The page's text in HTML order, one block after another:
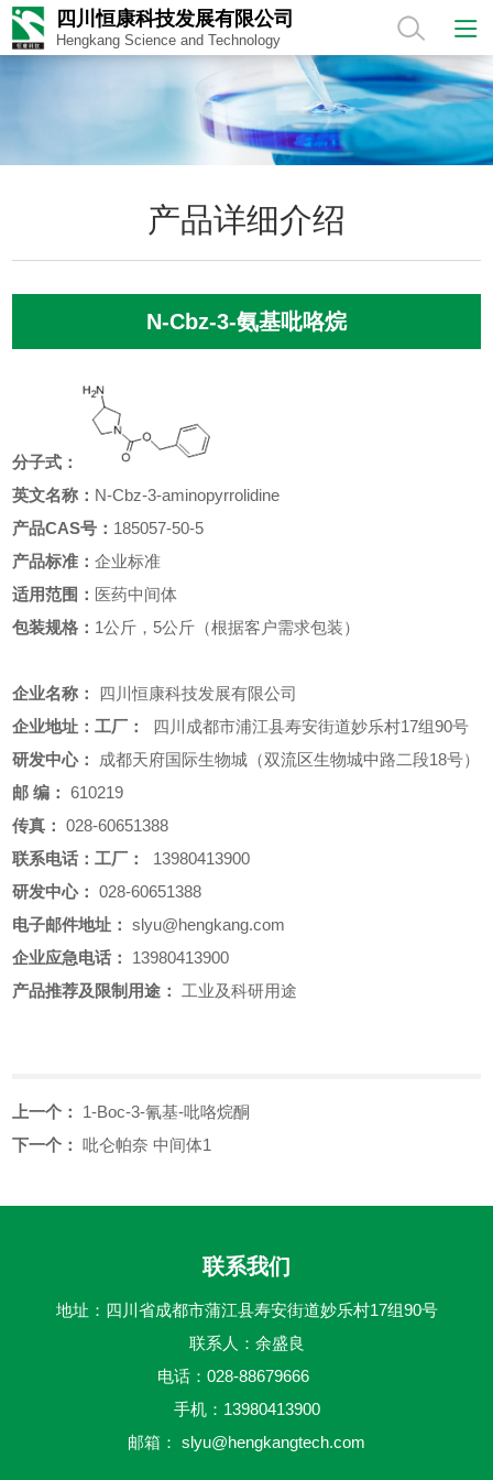
四川恒康科技发展有限公司
Hengkang Science and Technology
产品详细介绍
N-Cbz-3-氨基吡咯烷
分子式：
英文名称： N-Cbz-3-aminopyrrolidine
产品CAS号： 185057-50-5
产品标准：企业标准
适用范围： 医药中间体
包装规格： 1公斤，5公斤（根据客户需求包装）
企业名称：
四川恒康科技发展有限公司
企业地址：工厂：
四川成都市浦江县寿安街道妙乐村17组90号
研发中心：
成都天府国际生物城（双流区生物城中路二段18号）
邮 编： 610219
传真： 028-60651388
联系电话：工厂：
13980413900
研发中心： 028-60651388
电子邮件地址：
slyu@hengkang.com
企业应急电话：
13980413900
产品推荐及限制用途：
工业及科研用途
上一个： 1-Boc-3-氰基-吡咯烷酮
下一个：吡仑帕奈 中间体1
联系我们
地址：四川省成都市蒲江县寿安街道妙乐村17组90号
联系人：余盛良
电话：028-88679666
手机：13980413900
邮箱： slyu@hengkangtech.com